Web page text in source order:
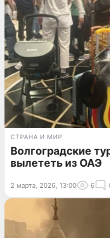
СТРАНА И МИР
Волгоградские
вылететь из ОАЭ
2 марта, 2026, 13:00 6